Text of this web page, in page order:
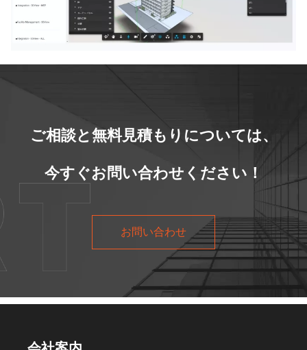
ご相談と無料見積もりについては、
今すぐお問い合わせください！
お問い合わせ